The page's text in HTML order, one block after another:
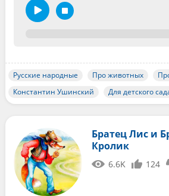
Русские народные Про животных
Константин Ушинский
Для детского
Братец Лис и
Кролик
6.6K 124